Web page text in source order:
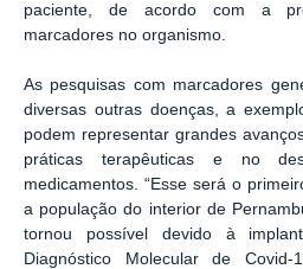
paciente, de acordo com a
marcadores no organismo.
As pesquisas com marcadores
diversas outras doenças, a
podem representar grandes
práticas terapêuticas e no
medicamentos. “Esse será o
a população do interior de
tornou possível devido à
Diagnóstico Molecular de Covid-